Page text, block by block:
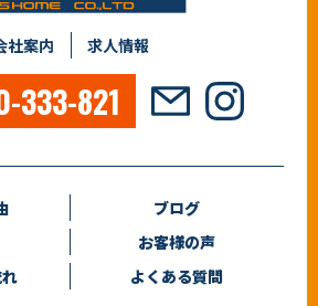
社案内 求人情報
333-821
ブログ
お客様の声
よくある質問